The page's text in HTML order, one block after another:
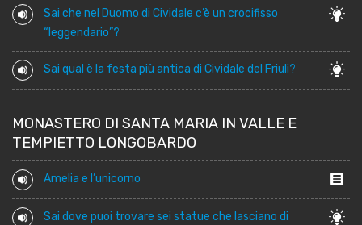
Sai che nel Duomo di Cividale c’è un crocifisso
“leggendario”?
Sai qual è la festa più antica di Cividale del Friuli?
MONASTERO DI SANTA MARIA IN VALLE E
TEMPIETTO LONGOBARDO
Amelia e l’unicorno
Sai dove puoi trovare sei statue che lasciano di